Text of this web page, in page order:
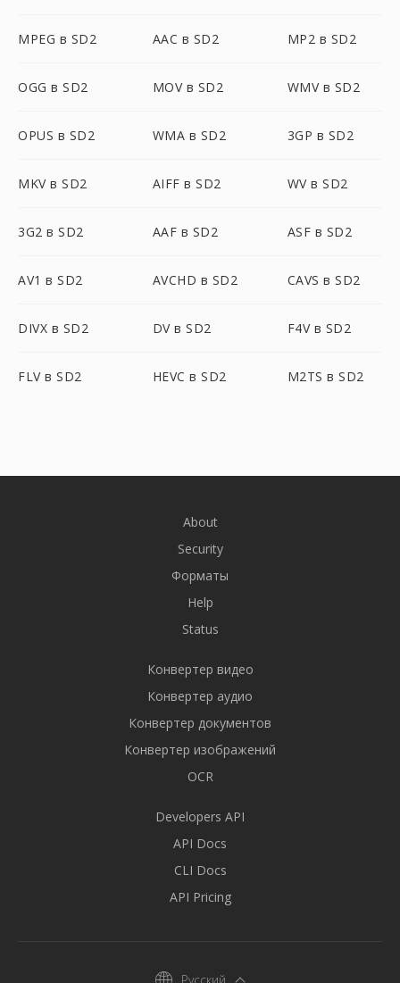
MPEG в SD2 AAC в SD2 MP2 в SD2
OGG в SD2 MOV в SD2 WMV в SD2
OPUS в SD2 WMA в SD2 3GP в SD2
MKV в SD2 AIFF в SD2 WV в SD2
3G2 в SD2 AAF в SD2 ASF в SD2
AV1 в SD2 AVCHD в SD2 CAVS в SD2
DIVX в SD2 DV в SD2 F4V в SD2
FLV в SD2 HEVC в SD2 M2TS в SD2
About
Security
Форматы
Help
Status
Конвертер видео
Конвертер аудио
Конвертер документов
Конвертер изображений
OCR
Developers API
API Docs
CLI Docs
API Pricing